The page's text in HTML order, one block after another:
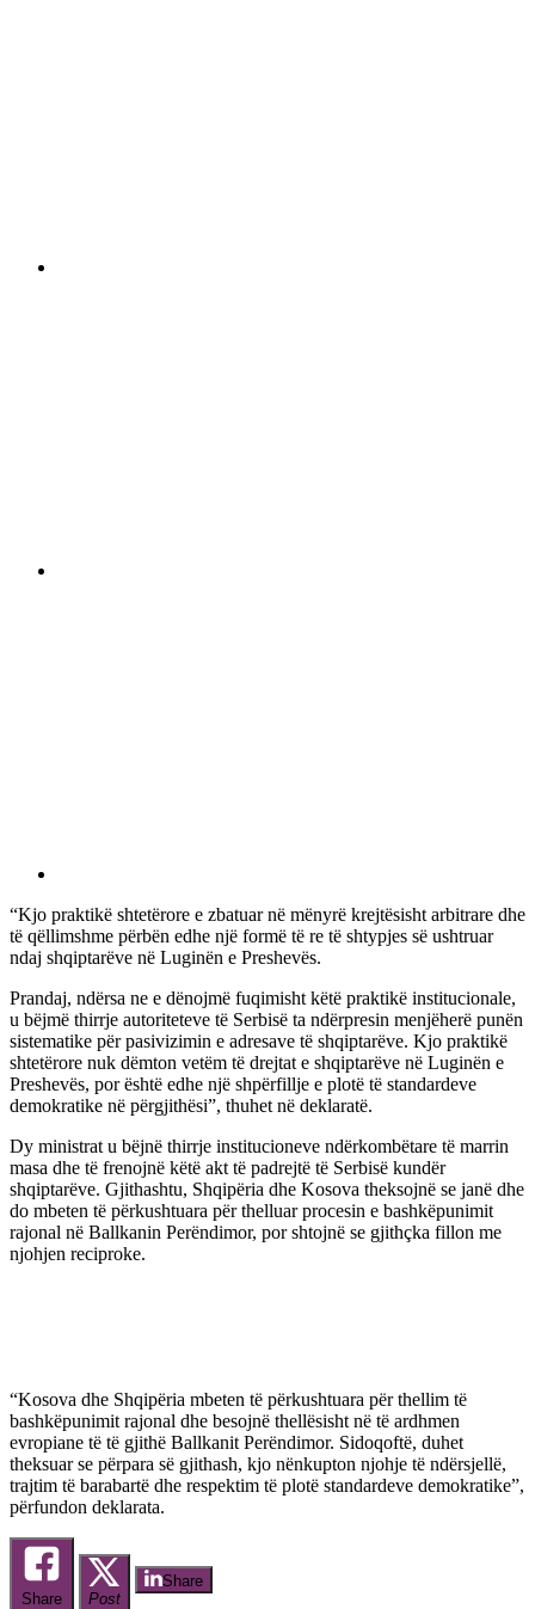
“Kjo praktikë shtetërore e zbatuar në mënyrë krejtësisht arbitrare dhe
të qëllimshme përbën edhe një formë të re të shtypjes së ushtruar
ndaj shqiptarëve në Luginën e Preshevës.
Prandaj, ndërsa ne e dënojmë fuqimisht këtë praktikë institucionale,
u bëjmë thirrje autoriteteve të Serbisë ta ndërpresin menjëherë punën
sistematike për pasivizimin e adresave të shqiptarëve. Kjo praktikë
shtetërore nuk dëmton vetëm të drejtat e shqiptarëve në Luginën e
Preshevës, por është edhe një shpërfillje e plotë të standardeve
demokratike në përgjithësi”, thuhet në deklaratë.
Dy ministrat u bëjnë thirrje institucioneve ndërkombëtare të marrin
masa dhe të frenojnë këtë akt të padrejtë të Serbisë kundër
shqiptarëve. Gjithashtu, Shqipëria dhe Kosova theksojnë se janë dhe
do mbeten të përkushtuara për thelluar procesin e bashkëpunimit
rajonal në Ballkanin Perëndimor, por shtojnë se gjithçka fillon me
njohjen reciproke.
“Kosova dhe Shqipëria mbeten të përkushtuara për thellim të
bashkëpunimit rajonal dhe besojnë thellësisht në të ardhmen
evropiane të të gjithë Ballkanit Perëndimor. Sidoqoftë, duhet
theksuar se përpara së gjithash, kjo nënkupton njohje të ndërsjellë,
trajtim të barabartë dhe respektim të plotë standardeve demokratike”,
përfundon deklarata.
Share Post
Share